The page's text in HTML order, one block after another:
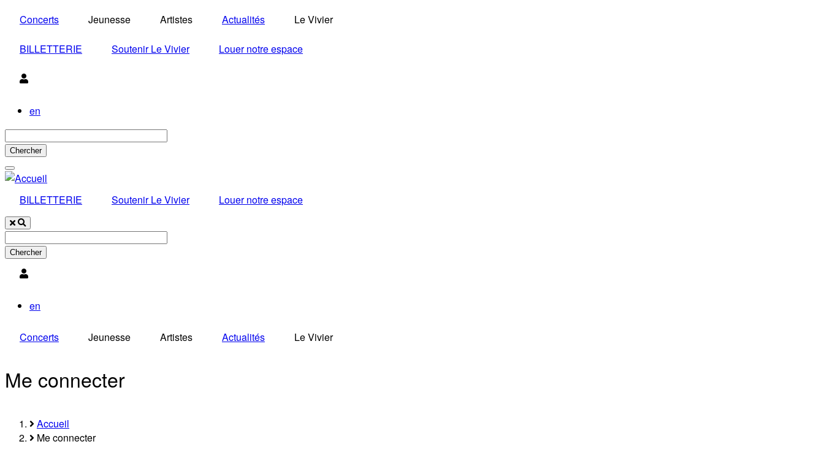
principal
Concerts Jeunesse Artistes Actualités Le Vivier
BILLETTERIE Soutenir Le Vivier Louer notre espace
en
BILLETTERIE Soutenir Le Vivier Louer notre espace
en
Concerts Jeunesse Artistes Actualités Le Vivier
Me connecter
Fil
Accueil
Me connecter